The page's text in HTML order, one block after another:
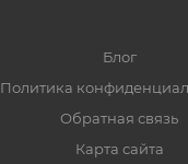
Блог
Политика
Обратная связь
Карта сайта